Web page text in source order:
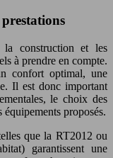
la construction et les
à prendre en compte.
confort optimal, une
Il est donc important
le choix des
équipements proposés.
que la RT2012 ou
garantissent une